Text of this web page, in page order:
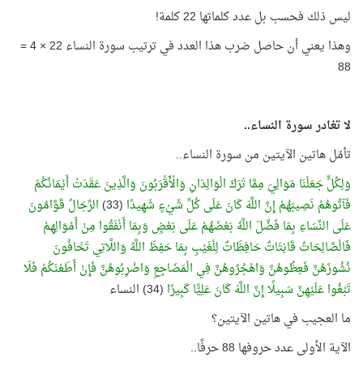
ليس ذلك فحسب بل عدد كلماتها 22 كلمة!
وهذا يعني أن حاصل ضرب هذا العدد في ترتيب سورة النساء 22 × 4 =
88
لا تغادر سورة النساء..
تأمّل هاتين الآيتين من سورة النساء..
وَلِكُلٍّ جَعَلْنَا مَوَالِيَ مِمَّا تَرَكَ الْوَالِدَانِ وَالْأَقْرَبُونَ وَالَّذِينَ عَقَدَتْ أَيْمَانُكُمْ
فَآتُوهُمْ نَصِيبَهُمْ إِنَّ اللَّهَ كَانَ عَلَى كُلِّ شَيْءٍ شَهِيدًا (33)
الرِّجَالُ قَوَّامُونَ
عَلَى النِّسَاءِ بِمَا فَضَّلَ اللَّهُ بَعْضَهُمْ عَلَى بَعْضٍ وَبِمَا أَنْفَقُوا مِنْ أَمْوَالِهِمْ
فَالْصَّالِحَاتُ قَانِتَاتٌ حَافِظَاتٌ لِلْغَيْبِ بِمَا حَفِظَ اللَّهُ وَاللَّاتِي تَخَافُونَ
نُشُوزَهُنَّ فَعِظُوهُنَّ وَاهْجُرُوهُنَّ فِي الْمَضَاجِعِ وَاضْرِبُوهُنَّ فَإِنْ أَطَعْنَكُمْ فَلَا
تَبْغُوا عَلَيْهِنَّ سَبِيلًا إِنَّ اللَّهَ كَانَ عَلِيًّا كَبِيرًا (34) النساء
ما العجيب في هاتين الآيتين؟
الآية الأولى عدد حروفها 88 حرفًا..